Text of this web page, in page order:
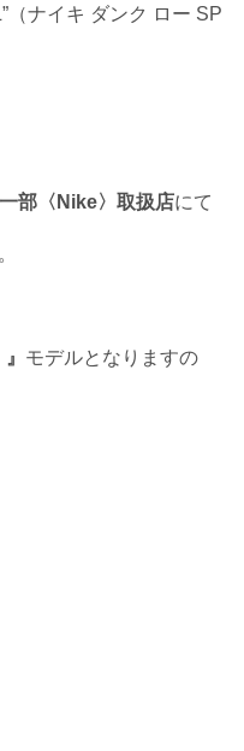
（ナイキ ダンク ロー SP
一部〈Nike〉 取扱店にて
モデルとなりますの